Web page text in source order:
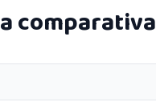
comparativa